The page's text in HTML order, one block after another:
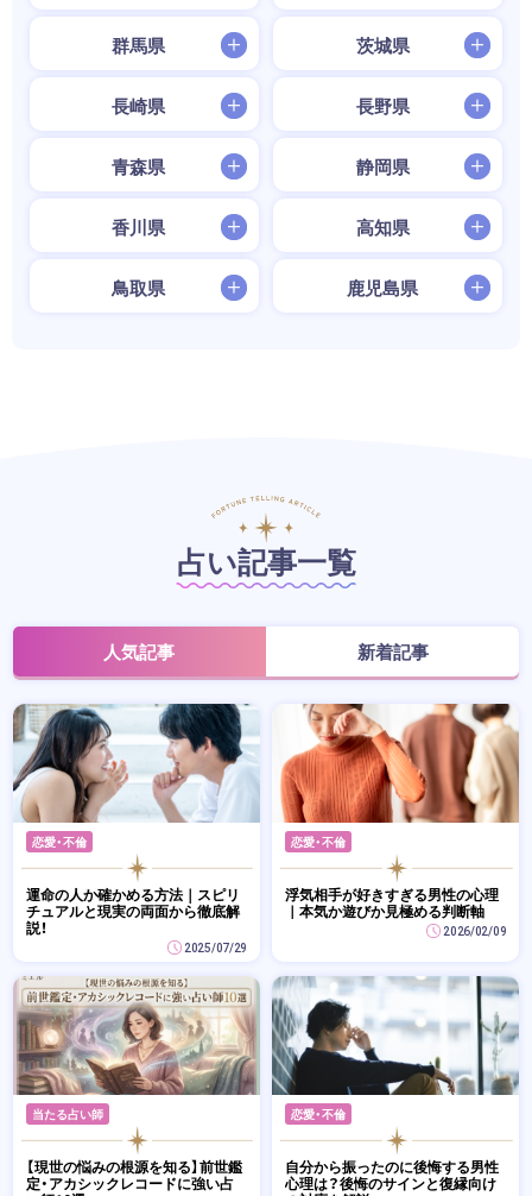
群馬県 茨城県
長崎県 長野県
青森県 静岡県
香川県 高知県
鳥取県 鹿児島県
占い記事一覧
人気記事 新着記事
恋愛・不倫
運命の人か確かめる方法｜スピリ
チュアルと現実の両面から徹底解
説！
2025/07/29
恋愛・不倫
浮気相手が好きすぎる男性の心理
｜本気か遊びか見極める判断軸
2026/02/09
当たる占い師
【現世の悩みの根源を知る】前世鑑
定・アカシックレコードに強い占
恋愛・不倫
自分から振ったのに後悔する男性
心理は？後悔のサインと復縁向け